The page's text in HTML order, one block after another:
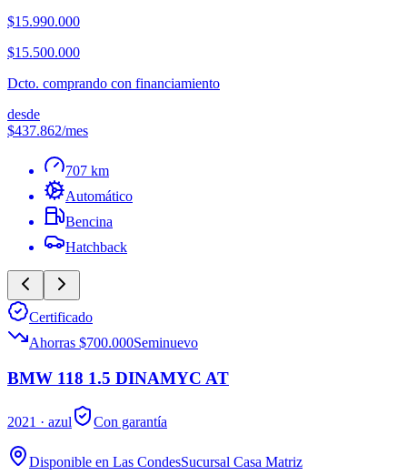
$15.990.000
$15.500.000
Dcto. comprando con financiamiento
desde
$437.862/mes
707 km
Automático
Bencina
Hatchback
Certificado
Ahorras $700.000Seminuevo
BMW 118 1.5 DINAMYC AT
2021 · azul Con garantía
Disponible en Las CondesSucursal Casa Matriz